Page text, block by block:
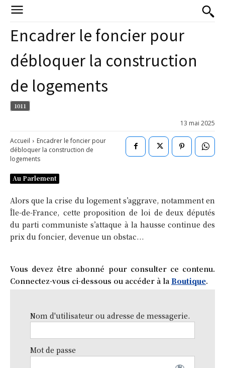
Encadrer le foncier pour
débloquer la construction
de logements
1011
13 mai 2025
Accueil
Encadrer le foncier pour
débloquer la construction de
logements
Au Parlement
Alors que la crise du logement s’aggrave, notamment en
Île-de-France, cette proposition de loi de deux députés
du parti communiste s’attaque à la hausse continue des
prix du foncier, devenue un obstac...
Vous devez être abonné pour consulter ce contenu.
Connectez-vous ci-dessous ou accéder à la Boutique.
Nom d'utilisateur ou adresse de messagerie.
Mot de passe